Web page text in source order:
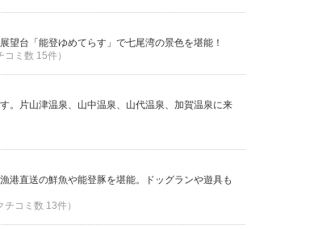
望台「能登ゆめてらす」で七尾湾の景色を堪能！
ミ数 15件）
。片山津温泉、山中温泉、山代温泉、加賀温泉に来
港直送の鮮魚や能登豚を堪能。ドッグランや遊具も
コミ数 13件）